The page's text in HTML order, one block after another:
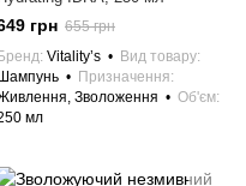
грн 655 грн
Бренд Vitality’s
Вид товару
Шампунь
Призначення
Зволоження
Об'єм
мл